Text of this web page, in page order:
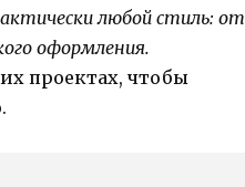
любой стиль: от
оформления.
проектах, чтобы